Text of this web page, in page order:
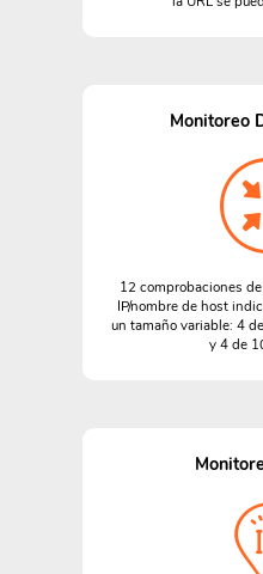
Monitoreo
12 comprobaciones
IP/nombre de host
un tamaño variable: 4
y 4 de